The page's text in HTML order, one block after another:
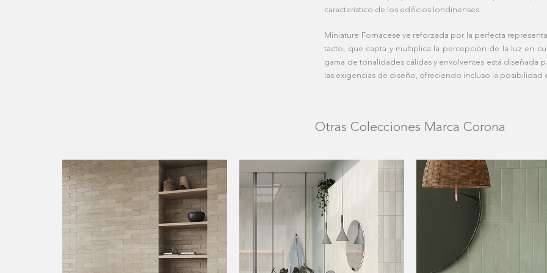
característico de los edificios londinenses.
Miniature Fornacese ve reforzada por la perfecta
tacto, que capta y multiplica la percepción de la luz en
gama de tonalidades cálidas y envolventes está diseñada
las exigencias de diseño, ofreciendo incluso la posibilidad
Otras Colecciones Marca Corona